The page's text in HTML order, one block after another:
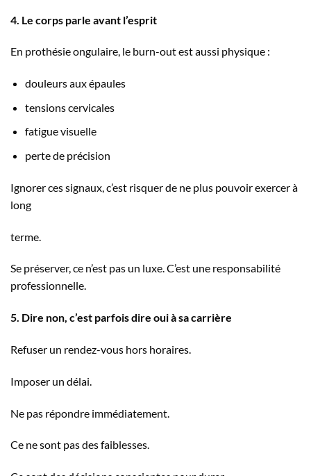
4. Le corps parle avant l’esprit
En prothésie ongulaire, le burn-out est aussi physique :
douleurs aux épaules
tensions cervicales
fatigue visuelle
perte de précision
Ignorer ces signaux, c’est risquer de ne plus pouvoir exercer à
long
terme.
Se préserver, ce n’est pas un luxe. C’est une responsabilité
professionnelle.
5. Dire non, c’est parfois dire oui à sa carrière
Refuser un rendez-vous hors horaires.
Imposer un délai.
Ne pas répondre immédiatement.
Ce ne sont pas des faiblesses.